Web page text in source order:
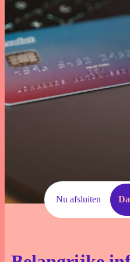
Download
Schade Melden
Veelgestelde vragen
Nu afsluiten